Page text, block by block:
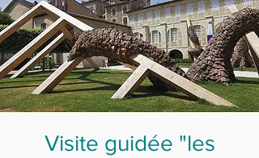
Visite guidée "les